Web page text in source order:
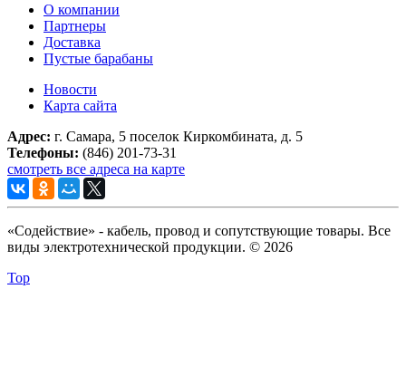
О компании
Партнеры
Доставка
Пустые барабаны
Новости
Карта сайта
Адрес: г. Самара, 5 поселок Киркомбината, д. 5
Телефоны: (846) 201-73-31
смотреть все адреса на карте
«Содействие» - кабель, провод и сопутствующие товары. Все
виды электротехнической продукции. © 2026
Top